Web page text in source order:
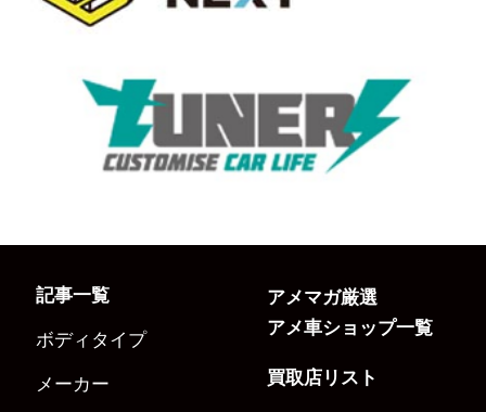
記事一覧
ボディタイプ
メーカー
アメマガ厳選
アメ車ショップ一覧
買取店リスト